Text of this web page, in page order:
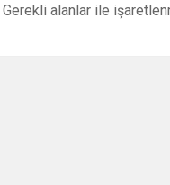
Gerekli alanlar ile